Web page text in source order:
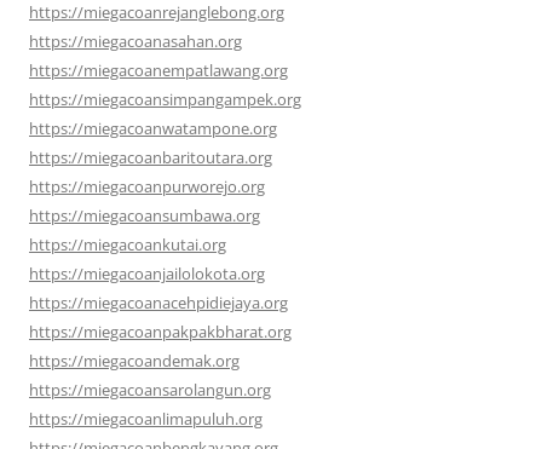
https://miegacoanrejanglebong.org
https://miegacoanasahan.org
https://miegacoanempatlawang.org
https://miegacoansimpangampek.org
https://miegacoanwatampone.org
https://miegacoanbaritoutara.org
https://miegacoanpurworejo.org
https://miegacoansumbawa.org
https://miegacoankutai.org
https://miegacoanjailolokota.org
https://miegacoanacehpidiejaya.org
https://miegacoanpakpakbharat.org
https://miegacoandemak.org
https://miegacoansarolangun.org
https://miegacoanlimapuluh.org